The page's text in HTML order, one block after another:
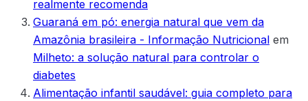
realmente recomenda
Guaraná em pó: energia natural que vem da
Amazônia brasileira - Informação Nutricional em
Milheto: a solução natural para controlar o
diabetes
Alimentação infantil saudável: guia completo para